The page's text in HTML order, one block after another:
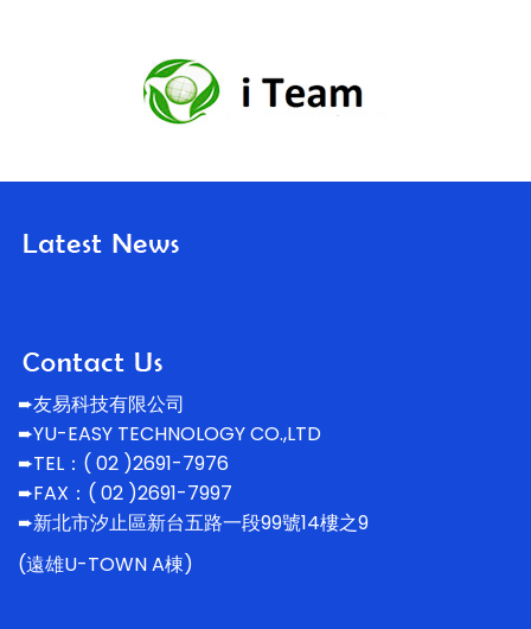
➨友易科技有限公司
➨YU-EASY TECHNOLOGY CO.,LTD
➨TEL：( 02 )2691-7976
➨FAX：( 02 )2691-7997
➨新北市汐止區新台五路一段99號14樓之9
(遠雄U-TOWN A棟)